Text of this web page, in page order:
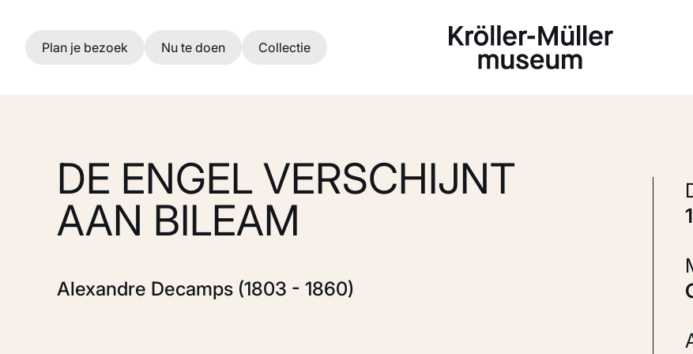
Ga naar hoofdinhoud
Plan je bezoek Nu te doen Collectie
DE ENGEL VERSCHIJNT
AAN BILEAM
Alexandre Decamps (1803 - 1860)